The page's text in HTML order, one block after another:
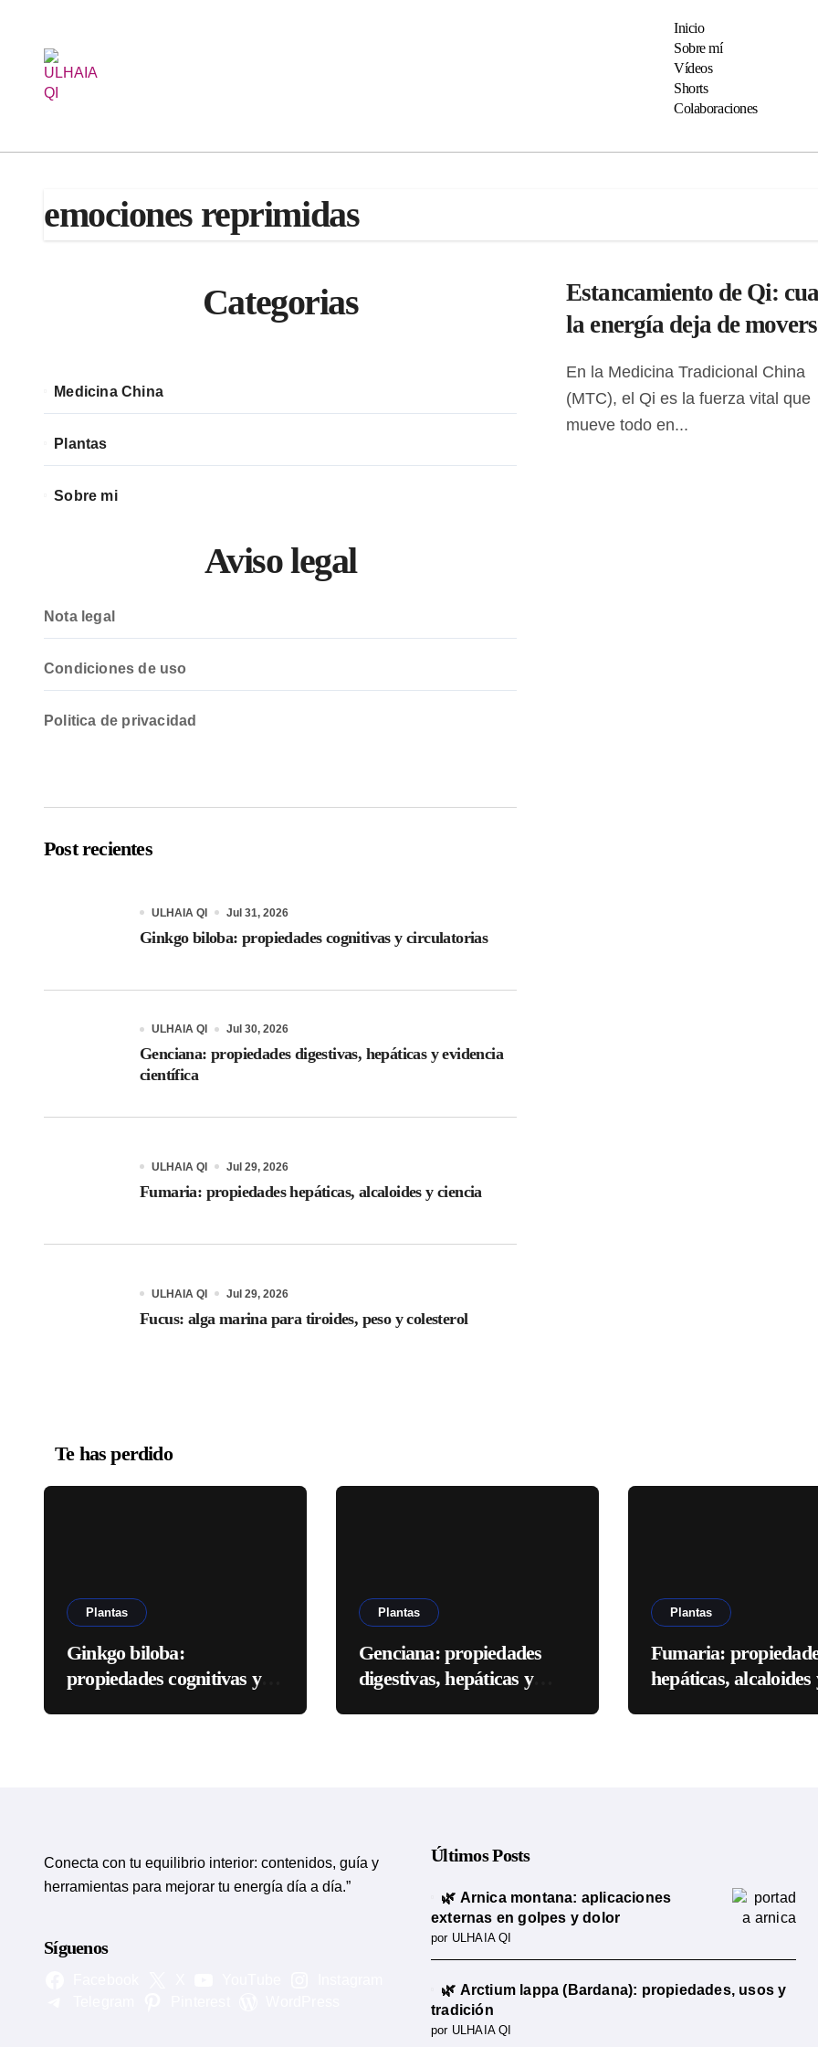
contenido
Inicio
Sobre mí
Vídeos
Shorts
Colaboraciones
emociones reprimidas
Categorias
Medicina China
Plantas
Sobre mi
Aviso legal
Nota legal
Condiciones de uso
Politica de privacidad
Post recientes
ULHAIA QI Jul 31, 2026
Ginkgo biloba: propiedades cognitivas y circulatorias
ULHAIA QI Jul 30, 2026
Genciana: propiedades digestivas, hepáticas y evidencia
científica
ULHAIA QI Jul 29, 2026
Fumaria: propiedades hepáticas, alcaloides y ciencia
ULHAIA QI Jul 29, 2026
Fucus: alga marina para tiroides, peso y colesterol
Estancamiento de Qi:
la energía deja de
En la Medicina Tradicional China
(MTC), el Qi es la fuerza vital que
mueve todo en...
Te has perdido
Plantas
Ginkgo biloba:
propiedades cognitivas y
Plantas
Genciana: propiedades
digestivas, hepáticas y
Plantas
Fumaria:
hepáticas, alcaloides
Conecta con tu equilibrio interior: contenidos, guía y
herramientas para mejorar tu energía día a día.”
Síguenos
Últimos Posts
🌿 Arnica montana: aplicaciones
externas en golpes y dolor
por ULHAIA QI
🌿 Arctium lappa (Bardana): propiedades, usos y
tradición
por ULHAIA QI